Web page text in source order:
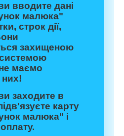
вводите дані
малюка"
строк дії,
захищеною
маємо
заходите в
карту
малюка" і